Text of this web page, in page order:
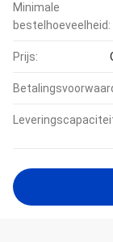
Minimale
bestelhoeveelheid:
Prijs: